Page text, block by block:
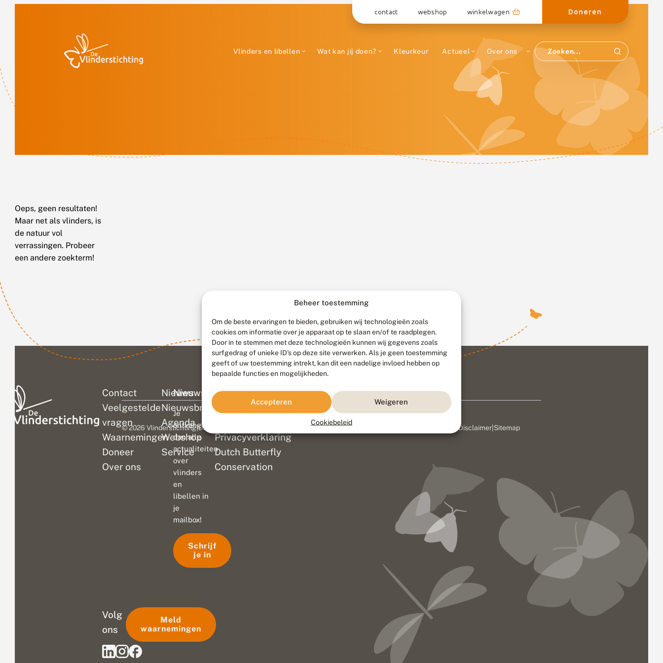
Beheer toestemming
Om de beste ervaringen te bieden, gebruiken wij technologieën zoals
cookies om informatie over je apparaat op te slaan en/of te raadplegen.
Door in te stemmen met deze technologieën kunnen wij gegevens zoals
surfgedrag of unieke ID's op deze site verwerken. Als je geen toestemming
geeft of uw toestemming intrekt, kan dit een nadelige invloed hebben op
bepaalde functies en mogelijkheden.
Accepteren Weigeren
Cookiebeleid
contact webshop winkelwagen Doneren
Vlinders en libellen Wat kan jij doen? Kleurkeur Actueel Over ons
Oeps, geen resultaten!
Maar net als vlinders, is
de natuur vol
verrassingen. Probeer
een andere zoekterm!
Contact
Veelgestelde
vragen
Waarnemingen
Doneer
Over ons
Nieuws
Nieuwsbrief
Agenda
Webshop
Service
Colofon
Disclaimer
Privacyverklaring
Dutch Butterfly
Conservation
Nieuwsbrief
Je
ontvangt
dan alle
actualiteiten
over
vlinders
en
libellen in
je
mailbox!
Schrijf
je in
Volg
ons
Meld
waarnemingen
© 2026 Vlinderstichting|Duurzaam ontwikkeld door Go2People, ontworpen door Disclaimer Sitemap